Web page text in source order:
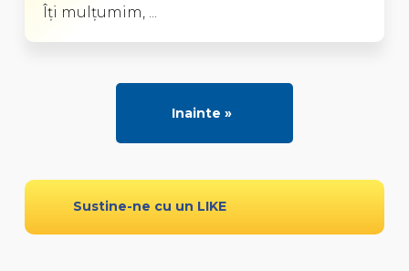
Îţi mulţumim, ...
Inainte »
Sustine-ne cu un LIKE